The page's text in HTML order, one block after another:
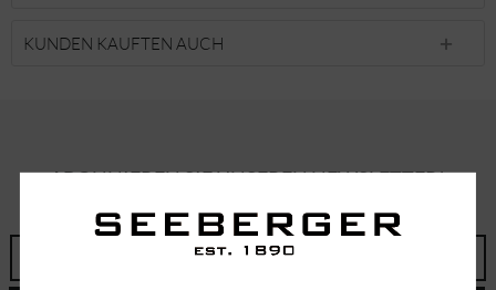
KUNDEN KAUFTEN AUCH
ABONNIEREN SIE UNSEREN NEWSLETTER!